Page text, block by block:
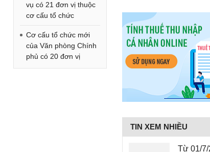
vụ có 21 đơn vị thuộc
cơ cấu tổ chức
Cơ cấu tổ chức mới
của Văn phòng Chính
phủ có 20 đơn vị
TIN XEM NHIỀU
Từ 01/